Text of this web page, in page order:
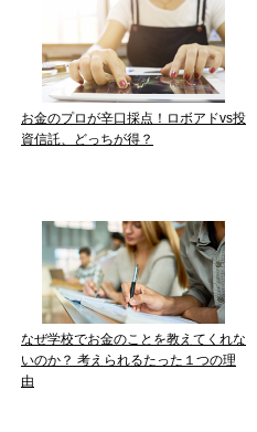
お金のプロが辛口採点！ロボアドvs投
資信託、どっちが得？
なぜ学校でお金のことを教えてくれな
いのか？ 考えられるたった１つの理
由